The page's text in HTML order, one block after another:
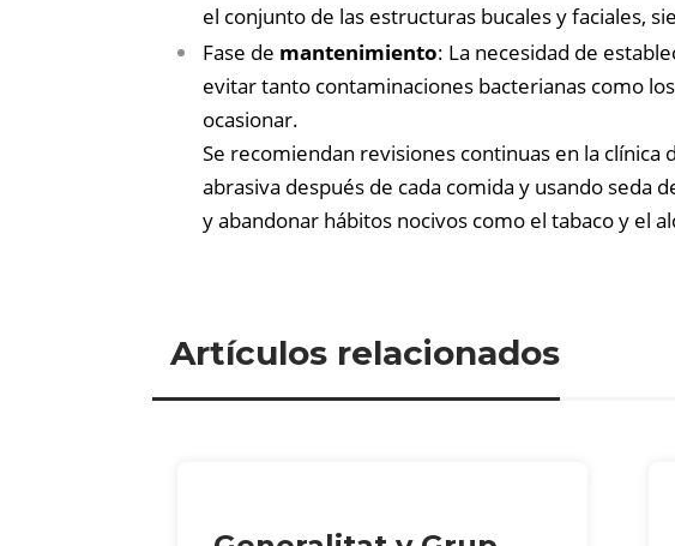
el conjunto de las estructuras bucales y faciales,
Fase de mantenimiento: La necesidad de
evitar tanto contaminaciones bacterianas como
ocasionar.
Se recomiendan revisiones continuas en la
abrasiva después de cada comida y usando seda
y abandonar hábitos nocivos como el tabaco y el
Artículos relacionados